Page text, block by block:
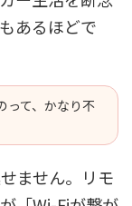
あるほどで
って、かなり不
ません。リモ